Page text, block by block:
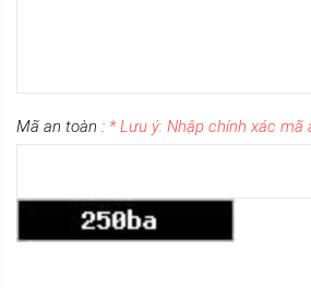
Mã an toàn : * Lưu ý: Nhập chính xác mã